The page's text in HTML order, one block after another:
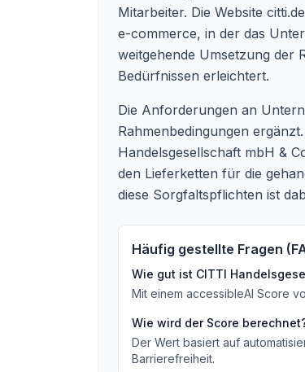
Mitarbeiter. Die Website citti.de
e-commerce, in der das
weitgehende Umsetzung der
Bedürfnissen erleichtert.
Die Anforderungen an
Rahmenbedingungen
Handelsgesellschaft mbH &
den Lieferketten für die
diese Sorgfaltspflichten ist
Häufig gestellte Fragen
Wie gut ist CITTI
Mit einem accessibleAI Score
Wie wird der Score
Der Wert basiert auf
Barrierefreiheit.